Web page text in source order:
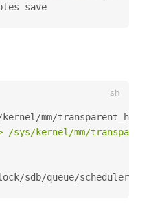
/sys/kernel/mm/